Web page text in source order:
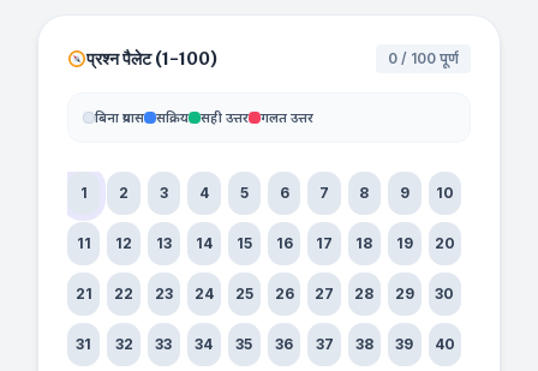
प्रश्न पैलेट (1-100) 0 / 100 पूर्ण
बिना प्रयास सक्रिय सही उत्तर गलत उत्तर
1 2 3 4 5 6 7 8 9 10
11 12 13 14 15 16 17 18 19 20
21 22 23 24 25 26 27 28 29 30
31 32 33 34 35 36 37 38 39 40